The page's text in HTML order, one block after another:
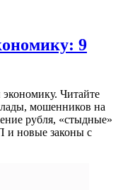
9
Читайте
мошенников на
рубля, «стыдные»
и новые законы с